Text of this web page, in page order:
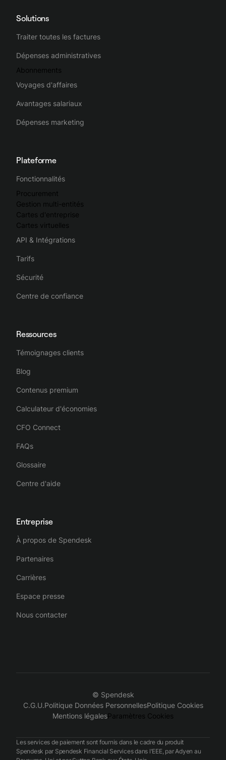
Solutions
Traiter toutes les factures
Dépenses administratives
Abonnements
Voyages d'affaires
Avantages salariaux
Dépenses marketing
Plateforme
Fonctionnalités
Procurement
Gestion multi-entités
Cartes d'entreprise
Cartes virtuelles
API & Intégrations
Tarifs
Sécurité
Centre de confiance
Ressources
Témoignages clients
Blog
Contenus premium
Calculateur d'économies
CFO Connect
FAQs
Glossaire
Centre d'aide
Entreprise
À propos de Spendesk
Partenaires
Carrières
Espace presse
Nous contacter
© Spendesk
C.G.U.Politique Données PersonnellesPolitique Cookies
Mentions légalesParamètres Cookies
Les services de paiement sont fournis dans le cadre du produit
Spendesk par Spendesk Financial Services dans l'EEE, par Adyen au